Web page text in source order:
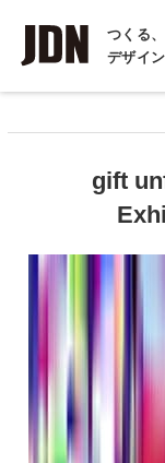
つくる
デザイ
インタビュー
gift